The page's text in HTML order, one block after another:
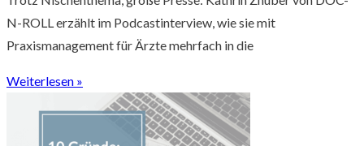
N-ROLL erzählt im Podcastinterview, wie sie mit
Praxismanagement für Ärzte mehrfach in die
Weiterlesen »